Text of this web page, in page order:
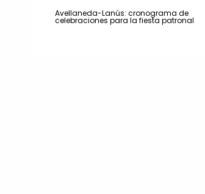
Avellaneda-Lanús: cronograma de
celebraciones para la fiesta patronal